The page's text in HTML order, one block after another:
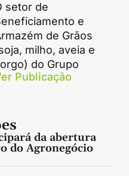
setor de
e
de Grãos
milho, aveia e
do Grupo
Publicação
da abertura
do Agronegócio